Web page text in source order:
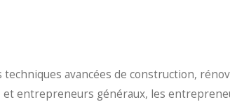
avancées de construction,
entrepreneurs généraux, les